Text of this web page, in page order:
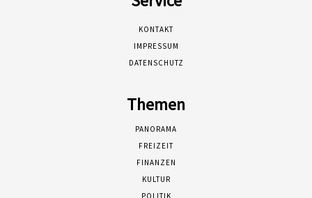
KONTAKT
IMPRESSUM
DATENSCHUTZ
Themen
PANORAMA
FREIZEIT
FINANZEN
KULTUR
POLITIK